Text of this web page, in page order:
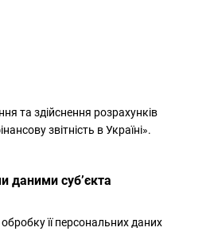
та здійснення розрахунків
звітність в Україні».
даними суб’єкта
її персональних даних